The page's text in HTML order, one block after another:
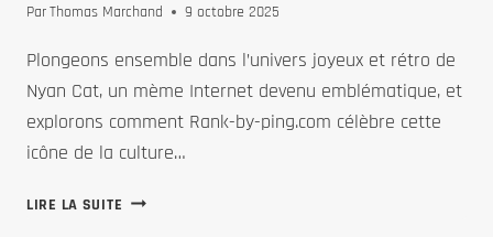
ParThomas Marchand 9 octobre 2025
Plongeons ensemble dans l’univers joyeux et rétro de
Nyan Cat, un mème Internet devenu emblématique, et
explorons comment Rank-by-ping.com célèbre cette
icône de la culture…
LIRE LA SUITE DÉCOUVREZ